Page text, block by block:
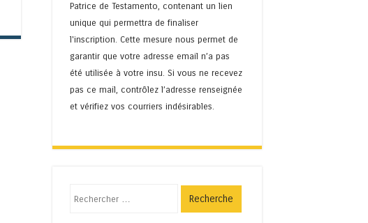
Patrice de Testamento, contenant un lien
unique qui permettra de finaliser
l'inscription. Cette mesure nous permet de
garantir que votre adresse email n’a pas
été utilisée à votre insu. Si vous ne recevez
pas ce mail, contrôlez l’adresse renseignée
et vérifiez vos courriers indésirables.